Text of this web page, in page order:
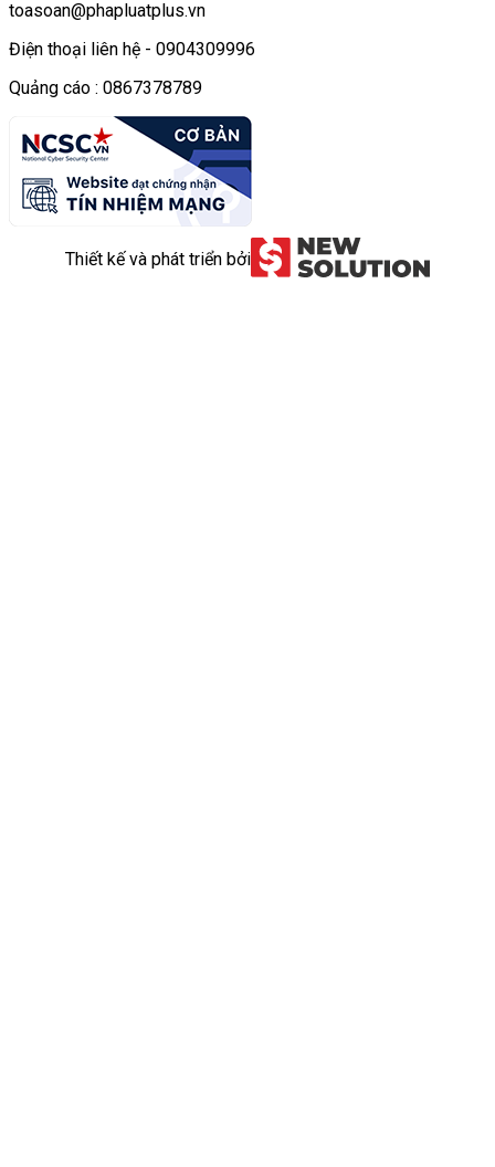
toasoan@phapluatplus.vn
Điện thoại liên hệ - 0904309996
Quảng cáo : 0867378789
Thiết kế và phát triển bởi